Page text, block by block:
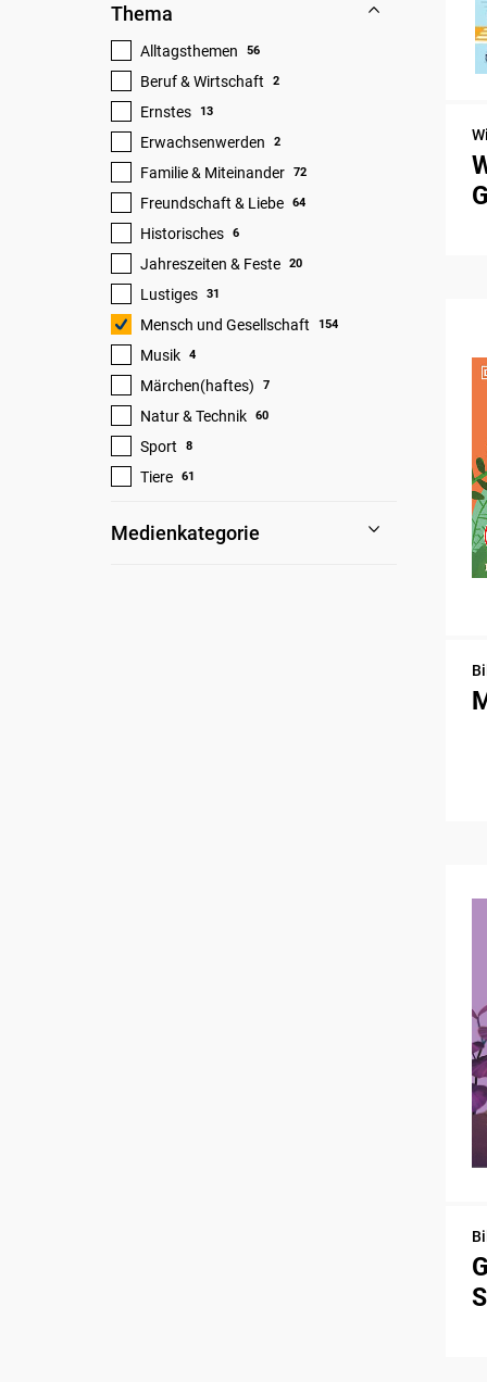
Thema
Alltagsthemen 56
Beruf & Wirtschaft 2
Ernstes 13
Erwachsenwerden 2
Familie & Miteinander 72
Freundschaft & Liebe 64
Historisches 6
Jahreszeiten & Feste 20
Lustiges 31
Mensch und Gesellschaft 154
Musik 4
Märchen(haftes) 7
Natur & Technik 60
Sport 8
Tiere 61
Medienkategorie